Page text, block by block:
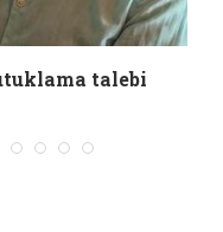
talebi